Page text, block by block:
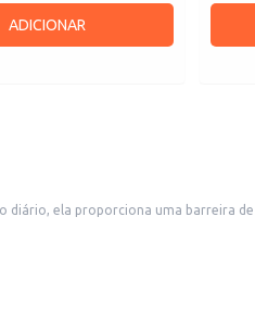
ADICIONAR
diário, ela proporciona uma barreira
para revenda em pequenos comércios.